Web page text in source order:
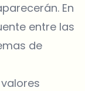
En
entre las
de